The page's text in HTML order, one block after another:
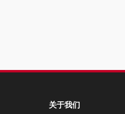
关于我们